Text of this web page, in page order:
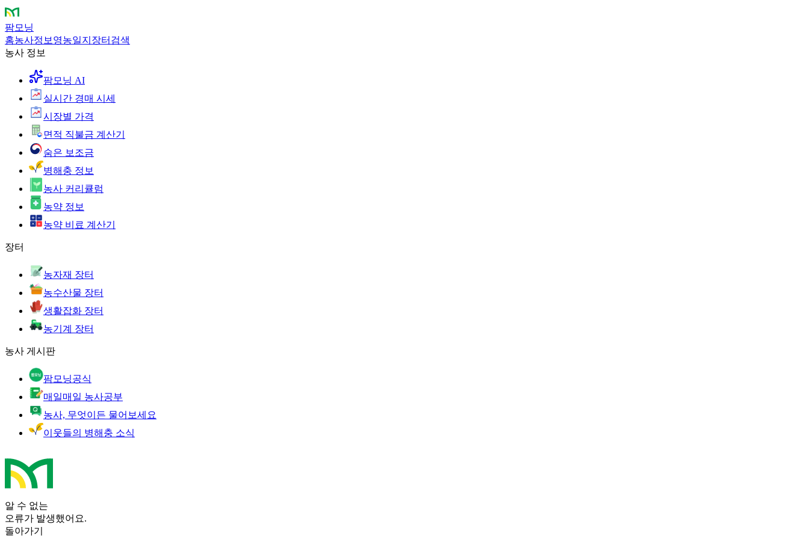
팜모닝
홈농사정보 영농일지 장터 검색
농사 정보
팜모닝 AI
실시간 경매 시세
시장별 가격
면적 직불금 계산기
숨은 보조금
병해충 정보
농사 커리큘럼
농약 정보
농약 비료 계산기
장터
농자재 장터
농수산물 장터
생활잡화 장터
농기계 장터
농사 게시판
팜모닝공식
매일매일 농사공부
농사, 무엇이든 물어보세요
이웃들의 병해충 소식
알 수 없는
오류가 발생했어요.
돌아가기